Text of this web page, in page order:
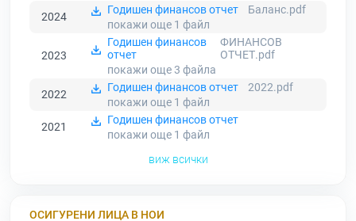
2024
Годишен финансов отчет
Баланс.pdf
покажи още 1 файл
2023
Годишен финансов
отчет
ФИНАНСОВ
ОТЧЕТ.pdf
покажи още 3 файла
2022
Годишен финансов отчет
2022.pdf
покажи още 1 файл
2021
Годишен финансов отчет
покажи още 1 файл
виж всички
ОСИГУРЕНИ ЛИЦА В НОИ